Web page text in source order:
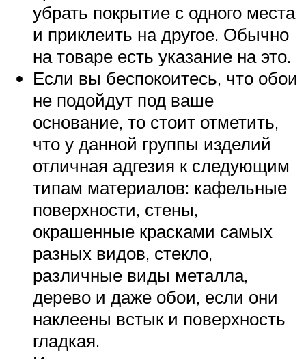
убрать покрытие с одного места
и приклеить на другое. Обычно
на товаре есть указание на это.
Если вы беспокоитесь, что обои
не подойдут под ваше
основание, то стоит отметить,
что у данной группы изделий
отличная адгезия к следующим
типам материалов: кафельные
поверхности, стены,
окрашенные красками самых
разных видов, стекло,
различные виды металла,
дерево и даже обои, если они
наклеены встык и поверхность
гладкая.